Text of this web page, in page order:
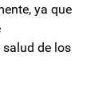
ya que
de los